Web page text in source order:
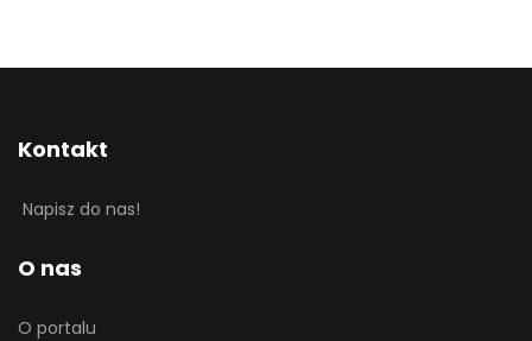
Kontakt
Napisz do nas!
O nas
O portalu